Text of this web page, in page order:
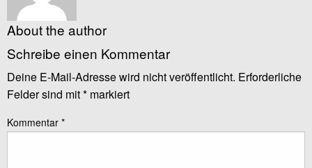
About the author
Schreibe einen Kommentar
Deine E-Mail-Adresse wird nicht veröffentlicht. Erforderliche
Felder sind mit* markiert
Kommentar *